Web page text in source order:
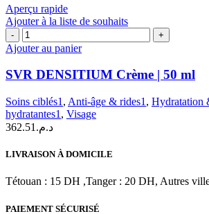
ml
était :
د.م.470.98.
Aperçu rapide
Ajouter à la liste de souhaits
quantité
de
DENSITIUM
Crème
50
ml
Ajouter au panier
SVR DENSITIUM Crème | 50 ml
Soins ciblés1 , Anti-âge & rides1 , Hydratation
hydratantes1 , Visage
د.م. 362.51
LIVRAISON À DOMICILE
Tétouan : 15 DH ,Tanger : 20 DH, Autres
PAIEMENT SÉCURISÉ